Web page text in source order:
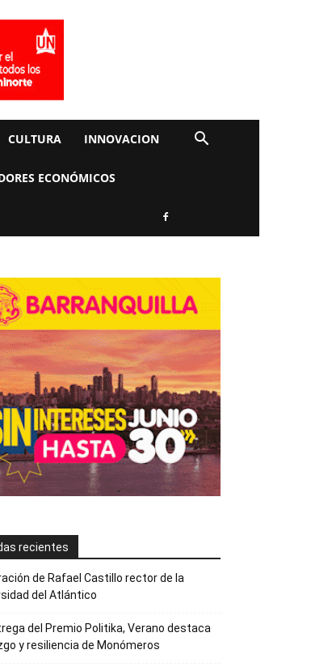
CULTURA INNOVACION
ECONÓMICOS
recientes
de Rafael Castillo rector de la
del Atlántico
del Premio Politika, Verano destaca
y resiliencia de Monómeros